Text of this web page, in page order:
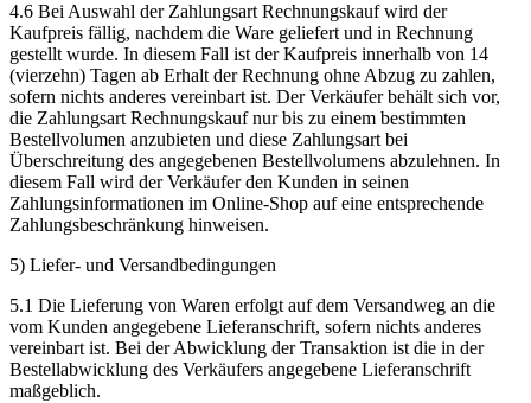
4.6 Bei Auswahl der Zahlungsart Rechnungskauf wird der
Kaufpreis fällig, nachdem die Ware geliefert und in Rechnung
gestellt wurde. In diesem Fall ist der Kaufpreis innerhalb von 14
(vierzehn) Tagen ab Erhalt der Rechnung ohne Abzug zu zahlen,
sofern nichts anderes vereinbart ist. Der Verkäufer behält sich vor,
die Zahlungsart Rechnungskauf nur bis zu einem bestimmten
Bestellvolumen anzubieten und diese Zahlungsart bei
Überschreitung des angegebenen Bestellvolumens abzulehnen. In
diesem Fall wird der Verkäufer den Kunden in seinen
Zahlungsinformationen im Online-Shop auf eine entsprechende
Zahlungsbeschränkung hinweisen.
5) Liefer- und Versandbedingungen
5.1 Die Lieferung von Waren erfolgt auf dem Versandweg an die
vom Kunden angegebene Lieferanschrift, sofern nichts anderes
vereinbart ist. Bei der Abwicklung der Transaktion ist die in der
Bestellabwicklung des Verkäufers angegebene Lieferanschrift
maßgeblich.